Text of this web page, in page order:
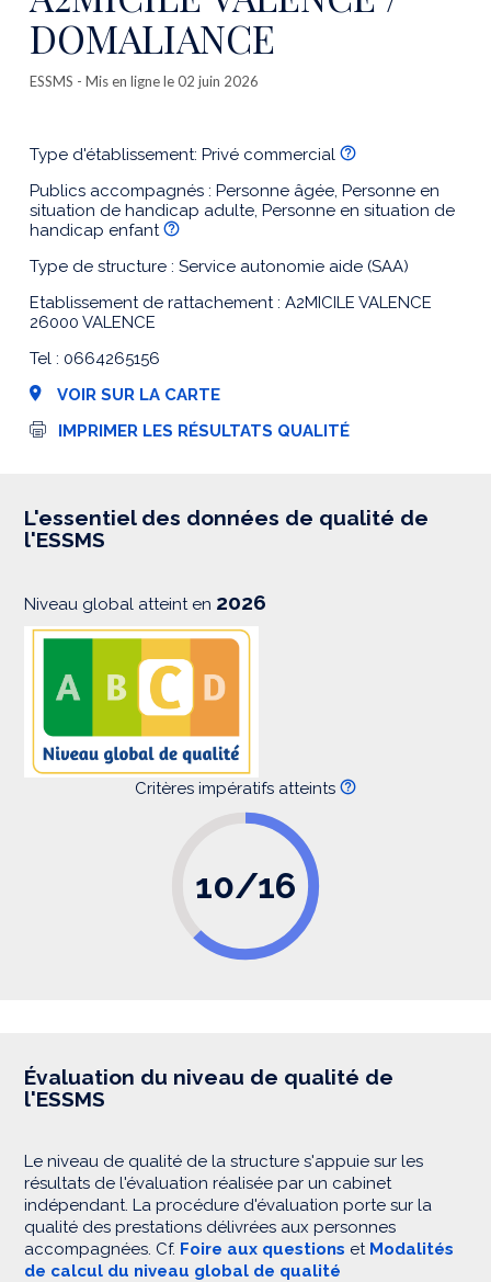
DOMALIANCE
ESSMS - Mis en ligne le 02 juin 2026
Type d'établissement: Privé commercial
Publics accompagnés : Personne âgée, Personne en
situation de handicap adulte, Personne en situation de
handicap enfant
Type de structure : Service autonomie aide (SAA)
Etablissement de rattachement : A2MICILE VALENCE
26000 VALENCE
Tel : 0664265156
VOIR SUR LA CARTE
I
s
i
IMPRIMER LES RÉSULTATS QUALITÉ
L'essentiel des données de qualité de
l'ESSMS
Niveau global atteint en 2026
Critères impératifs atteints
10/16
Évaluation du niveau de qualité de
l'ESSMS
Le niveau de qualité de la structure s'appuie sur les
résultats de l'évaluation réalisée par un cabinet
indépendant. La procédure d'évaluation porte sur la
qualité des prestations délivrées aux personnes
accompagnées. Cf. Foire aux questions et Modalités
de calcul du niveau global de qualité